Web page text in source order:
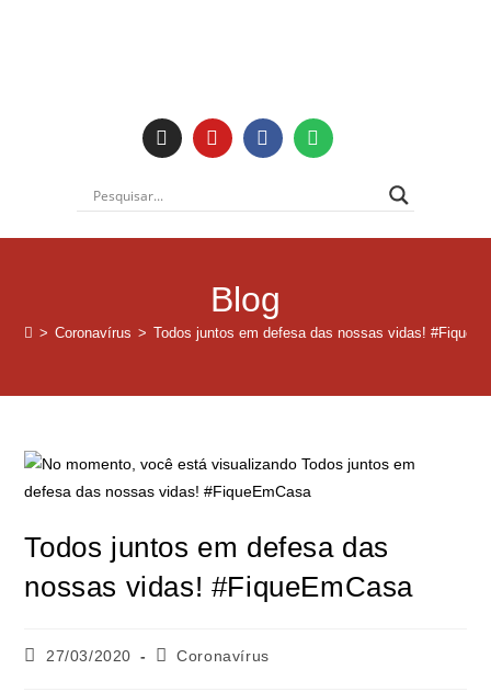
Blog
> Coronavírus > Todos juntos em defesa das nossas vidas!
Todos juntos em defesa das
nossas vidas! #FiqueEmCasa
27/03/2020 Coronavírus